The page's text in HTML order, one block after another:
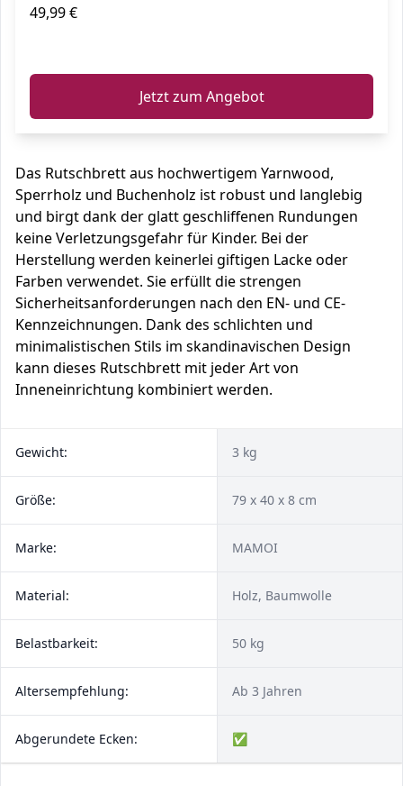
49,99 €
Jetzt zum Angebot
Das Rutschbrett aus hochwertigem Yarnwood,
Sperrholz und Buchenholz ist robust und langlebig
und birgt dank der glatt geschliffenen Rundungen
keine Verletzungsgefahr für Kinder. Bei der
Herstellung werden keinerlei giftigen Lacke oder
Farben verwendet. Sie erfüllt die strengen
Sicherheitsanforderungen nach den EN- und CE-
Kennzeichnungen. Dank des schlichten und
minimalistischen Stils im skandinavischen Design
kann dieses Rutschbrett mit jeder Art von
Inneneinrichtung kombiniert werden.
Gewicht: 3 kg
Größe: 79 x 40 x 8 cm
Marke: MAMOI
Material: Holz, Baumwolle
Belastbarkeit: 50 kg
Altersempfehlung: Ab 3 Jahren
Abgerundete Ecken: ✅